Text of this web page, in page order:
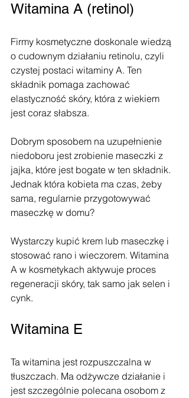
Witamina A (retinol)
Firmy kosmetyczne doskonale wiedzą
o cudownym działaniu retinolu, czyli
czystej postaci witaminy A. Ten
składnik pomaga zachować
elastyczność skóry, która z wiekiem
jest coraz słabsza.
Dobrym sposobem na uzupełnienie
niedoboru jest zrobienie maseczki z
jajka, które jest bogate w ten składnik.
Jednak która kobieta ma czas, żeby
sama, regularnie przygotowywać
maseczkę w domu?
Wystarczy kupić krem lub maseczkę i
stosować rano i wieczorem. Witamina
A w kosmetykach aktywuje proces
regeneracji skóry, tak samo jak selen i
cynk.
Witamina E
Ta witamina jest rozpuszczalna w
tłuszczach. Ma odżywcze działanie i
jest szczególnie polecana osobom z